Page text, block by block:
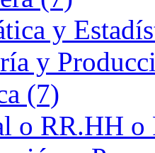
y
y
(7)
o RR.HH